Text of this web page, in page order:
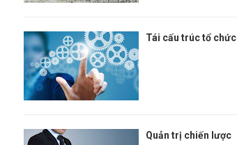
Tái cấu trúc tổ chức
Quản trị chiến lược